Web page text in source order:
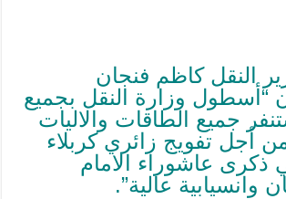
النقل كاظم فنجان
“أسطول وزارة النقل بجميع
جميع الطاقات والاليات
أجل تفويج زائري كربلاء
ذكرى عاشوراء الامام
وانسيابية عالية”.